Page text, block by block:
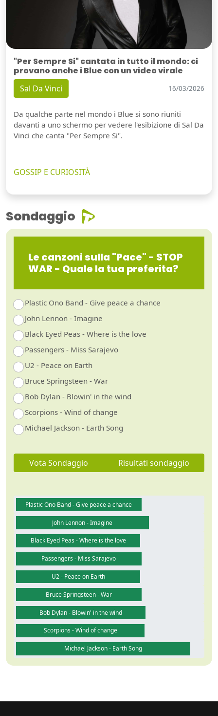
"Per Sempre Si" cantata in tutto il mondo: ci
provano anche i Blue con un video virale
Sal Da Vinci 16/03/2026
Da qualche parte nel mondo i Blue si sono riuniti
davanti a uno schermo per vedere l'esibizione di Sal Da
Vinci che canta "Per Sempre Si".
GOSSIP E CURIOSITÀ
Sondaggio
Le canzoni sulla "Pace" - STOP
WAR - Quale la tua preferita?
Plastic Ono Band - Give peace a chance
John Lennon - Imagine
Black Eyed Peas - Where is the love
Passengers - Miss Sarajevo
U2 - Peace on Earth
Bruce Springsteen - War
Bob Dylan - Blowin' in the wind
Scorpions - Wind of change
Michael Jackson - Earth Song
Vota Sondaggio Risultati sondaggio
Plastic Ono Band - Give peace a chance
John Lennon - Imagine
Black Eyed Peas - Where is the love
Passengers - Miss Sarajevo
U2 - Peace on Earth
Bruce Springsteen - War
Bob Dylan - Blowin' in the wind
Scorpions - Wind of change
Michael Jackson - Earth Song